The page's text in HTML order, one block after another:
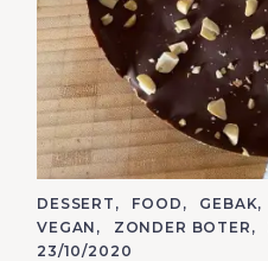
C
A
T
E
DESSERT FOOD GEBAK
VEGAN
ZONDER BOTER
23/10/2020